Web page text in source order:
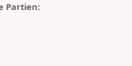
Partien: